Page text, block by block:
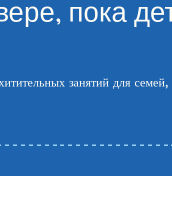
пока
занятий для